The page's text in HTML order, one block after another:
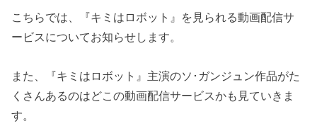
こちらでは、『キミはロボット』を見られる動画配信サ
ービスについてお知らせします。
また、『キミはロボット』主演のソ･ガンジュン作品がた
くさんあるのはどこの動画配信サービスかも見ていきま
す。